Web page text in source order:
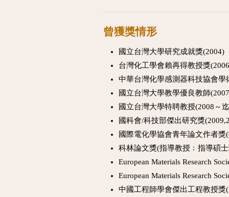
曾獲獎情形
國立台灣大學研究成就獎(2004)
台灣化工學會賴再得教授獎
中華台灣化學感測器科技協會學
國立台灣大學教學優良教師
國立台灣大學特聘教授(2008～
國科會/科技部傑出研究獎
國際電化學協會青年論文作者
科林論文獎(指導教授﹔指導碩
European Materials Research
European Materials Research
中國工程師學會傑出工程教授獎